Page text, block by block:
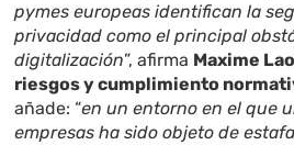
pymes europeas identifican la
privacidad como el principal
digitalización”, afirma Maxime
riesgos y cumplimiento
añade: “en un entorno en el que
empresas ha sido objeto de